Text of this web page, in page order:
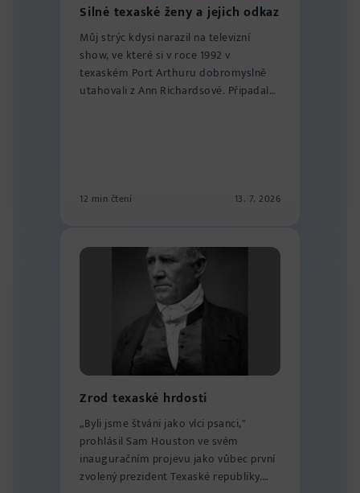
Silné texaské ženy a jejich odkaz
Můj strýc kdysi narazil na televizní
show, ve které si v roce 1992 v
texaském Port Arthuru dobromyslně
utahovali z Ann Richardsové. Připadalo
12 min čtení 13. 7. 2026
Zrod texaské hrdosti
„Byli jsme štváni jako vlci psanci,"
prohlásil Sam Houston ve svém
inauguračním projevu jako vůbec první
zvolený prezident Texaské republiky.